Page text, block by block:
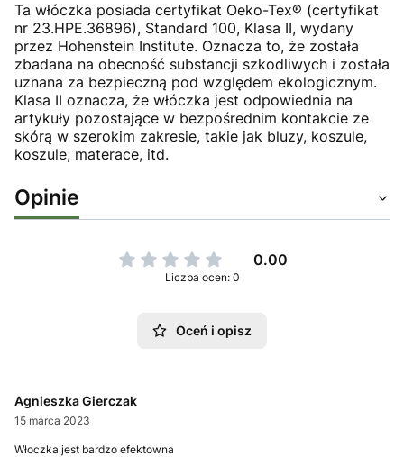
Ta włóczka posiada certyfikat Oeko-Tex® (certyfikat
nr 23.HPE.36896), Standard 100, Klasa II, wydany
przez Hohenstein Institute. Oznacza to, że została
zbadana na obecność substancji szkodliwych i została
uznana za bezpieczną pod względem ekologicznym.
Klasa II oznacza, że włóczka jest odpowiednia na
artykuły pozostające w bezpośrednim kontakcie ze
skórą w szerokim zakresie, takie jak bluzy, koszule,
koszule, materace, itd.
Opinie
0.00
Liczba ocen: 0
Oceń i opisz
Agnieszka Gierczak
15 marca 2023
Włoczka jest bardzo efektowna